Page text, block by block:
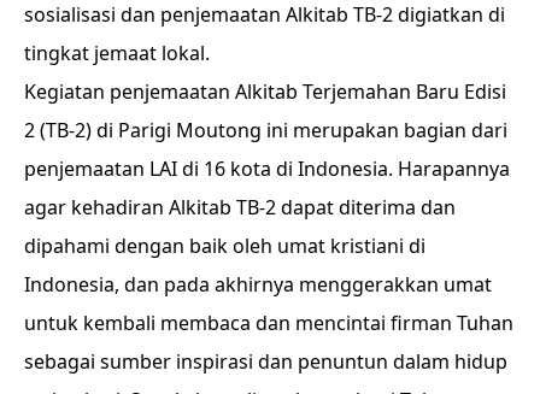
sosialisasi dan penjemaatan Alkitab TB-2 digiatkan di
tingkat jemaat lokal.
Kegiatan penjemaatan Alkitab Terjemahan Baru Edisi
2 (TB-2) di Parigi Moutong ini merupakan bagian dari
penjemaatan LAI di 16 kota di Indonesia. Harapannya
agar kehadiran Alkitab TB-2 dapat diterima dan
dipahami dengan baik oleh umat kristiani di
Indonesia, dan pada akhirnya menggerakkan umat
untuk kembali membaca dan mencintai firman Tuhan
sebagai sumber inspirasi dan penuntun dalam hidup